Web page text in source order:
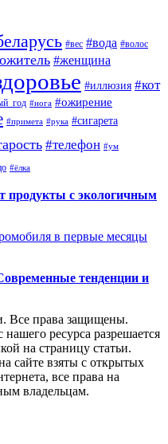
#вес #вода #волос
#женщина
#иллюзия #кот
#нога #ожирение
#примета #рука #сигарета
#телефон #ум
#ёлка
продукты с экологичным
в первые месяцы
тенденции и
Все права защищены.
ресурса разрешается
на страницу статьи.
сайте взяты с открытых
все права на
владельцам.